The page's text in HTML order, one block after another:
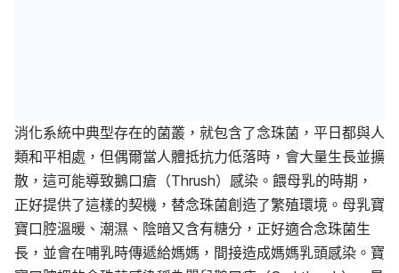
消化系統中典型存在的菌叢，就包含了念珠菌，平日都與人
類和平相處，但偶爾當人體抵抗力低落時，會大量生長並擴
散，這可能導致鵝口瘡（Thrush）感染。餵母乳的時期，
正好提供了這樣的契機，替念珠菌創造了繁殖環境。母乳寶
寶口腔溫暖 、 潮濕 、 陰暗又含有糖分，正好適合念珠菌生
長，並會在哺乳時傳遞給媽媽，間接造成媽媽乳頭感染。寶